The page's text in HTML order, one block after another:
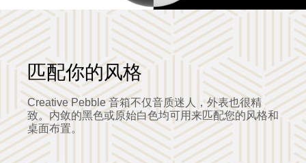
匹配你的风格
Creative Pebble 音箱不仅音质迷人，外表也很精
致。内敛的黑色或原始白色均可用来匹配您的风格和
桌面布置。